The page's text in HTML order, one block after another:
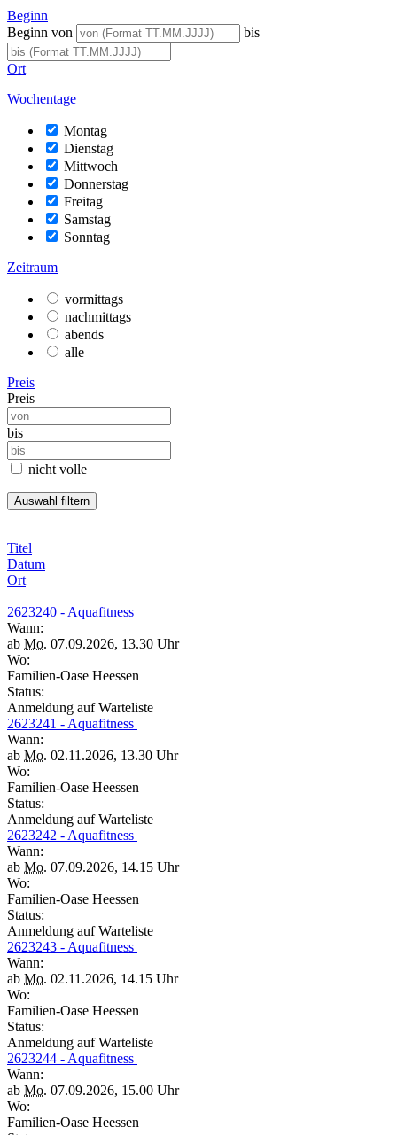
Beginn
Beginn von
bis
Ort
Wochentage
Montag
Dienstag
Mittwoch
Donnerstag
Freitag
Samstag
Sonntag
Zeitraum
vormittags
nachmittags
abends
alle
Preis
Preis
bis
nicht volle
Titel
Datum
Ort
2623240 - Aquafitness
Wann:
ab Mo. 07.09.2026, 13.30 Uhr
Wo:
Familien-Oase Heessen
Status:
Anmeldung auf Warteliste
2623241 - Aquafitness
Wann:
ab Mo. 02.11.2026, 13.30 Uhr
Wo:
Familien-Oase Heessen
Status:
Anmeldung auf Warteliste
2623242 - Aquafitness
Wann:
ab Mo. 07.09.2026, 14.15 Uhr
Wo:
Familien-Oase Heessen
Status:
Anmeldung auf Warteliste
2623243 - Aquafitness
Wann:
ab Mo. 02.11.2026, 14.15 Uhr
Wo:
Familien-Oase Heessen
Status:
Anmeldung auf Warteliste
2623244 - Aquafitness
Wann:
ab Mo. 07.09.2026, 15.00 Uhr
Wo:
Familien-Oase Heessen